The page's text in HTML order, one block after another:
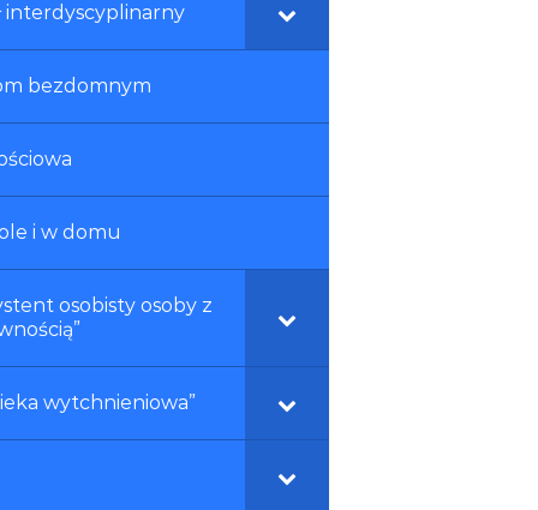
interdyscyplinarny
bezdomnym
i w domu
osobisty osoby z
wytchnieniowa”